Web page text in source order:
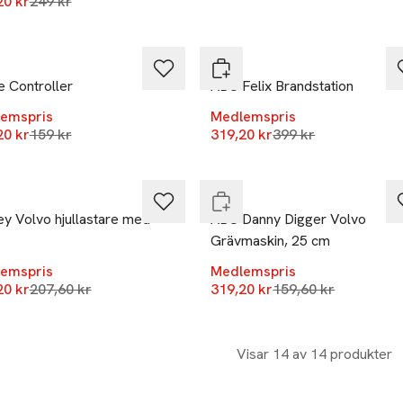
Controller
krLägsta pris 30 dagar
159 kr
ABC
ABC Felix Brandstation
Medlemspris
319,20 krLägsta pris 30 dagar
399 kr
Volvo hjullastare med
krLägsta pris 30 dagar
207,60 kr
+100%
ABC
ABC Danny Digger Volvo
Grävmaskin, 25 cm
Medlemspris
319,20 krLägsta pris 30 dagar
159,60 kr
Visar 14 av 14 produkter